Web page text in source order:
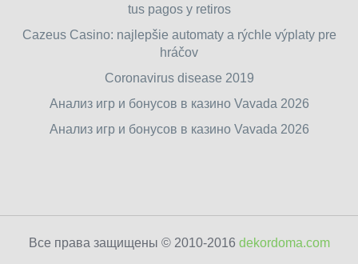
games
games.
tus pagos y retiros
Cazeus Casino: najlepšie automaty a rýchle výplaty pre
hráčov
Coronavirus disease 2019
Анализ игр и бонусов в казино Vavada 2026
Анализ игр и бонусов в казино Vavada 2026
Все права защищены © 2010-2016 dekordoma.com